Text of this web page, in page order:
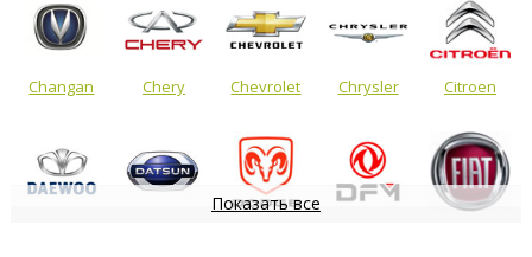
Changan Chery Chevrolet Chrysler Citroen
Показать все